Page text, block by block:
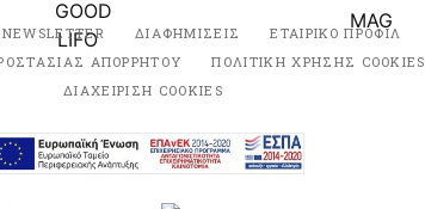
NEWSLETTER ΔΙΑΦΗΜΙΣΕΙΣ ΕΤΑΙΡΙΚΟ ΠΡΟΦΙΛ
ΑΠΟΡΡΗΤΟΥ
ΠΟΛΙΤΙΚΗ ΧΡΗΣΗΣ COOKIES
ΔΙΑΧΕΙΡΙΣΗ COOKIES